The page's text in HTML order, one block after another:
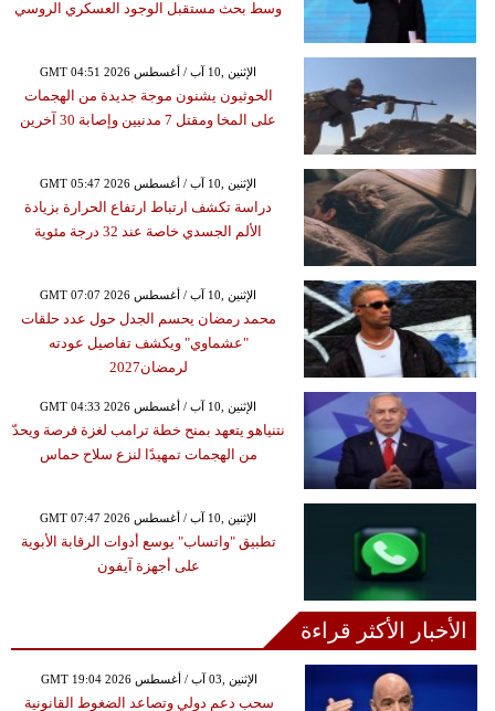
وسط بحث مستقبل الوجود العسكري الروسي
GMT 04:51 2026 الإثنين ,10 آب / أغسطس
الحوثيون يشنون موجة جديدة من الهجمات
على المخا ومقتل 7 مدنيين وإصابة 30 آخرين
GMT 05:47 2026 الإثنين ,10 آب / أغسطس
دراسة تكشف ارتباط ارتفاع الحرارة بزيادة
الألم الجسدي خاصة عند 32 درجة مئوية
GMT 07:07 2026 الإثنين ,10 آب / أغسطس
محمد رمضان يحسم الجدل حول عدد حلقات
"عشماوي" ويكشف تفاصيل عودته
لرمضان2027
GMT 04:33 2026 الإثنين ,10 آب / أغسطس
نتنياهو يتعهد بمنح خطة ترامب لغزة فرصة ويحدّ
من الهجمات تمهيدًا لنزع سلاح حماس
GMT 07:47 2026 الإثنين ,10 آب / أغسطس
تطبيق "واتساب" يوسع أدوات الرقابة الأبوية
على أجهزة آيفون
الأخبار الأكثر قراءة
GMT 19:04 2026 الإثنين ,03 آب / أغسطس
سحب دعم دولي وتصاعد الضغوط القانونية